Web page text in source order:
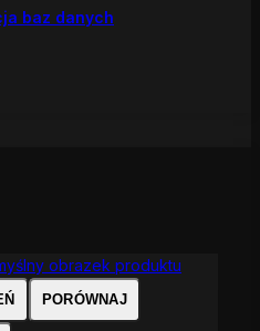
baz danych
PORÓWNAJ